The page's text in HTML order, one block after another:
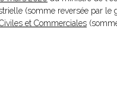
(somme reversée par le
et Commerciales